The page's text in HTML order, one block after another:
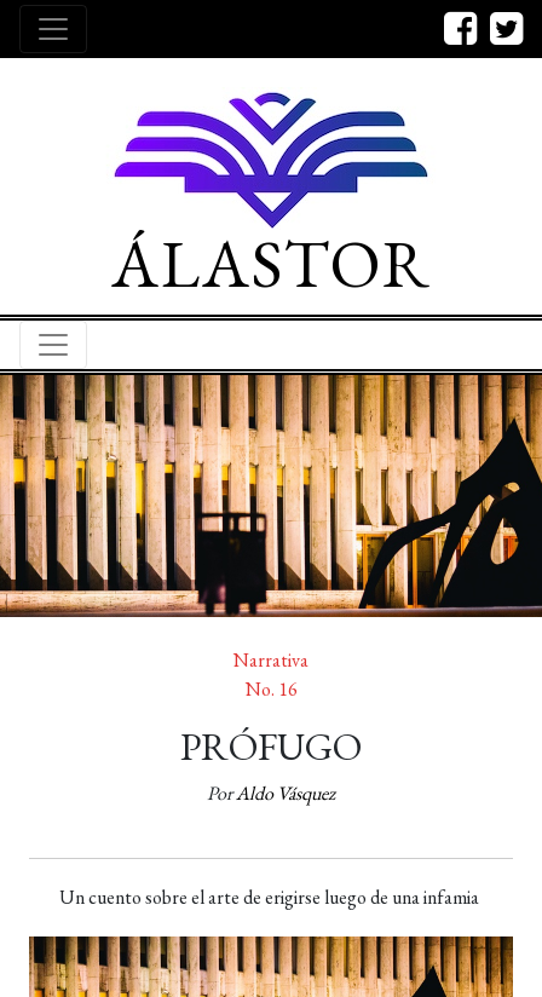
ÁLASTOR
Narrativa
No. 16
PRÓFUGO
PorAldo Vásquez
Un cuento sobre el arte de erigirse luego de una infamia